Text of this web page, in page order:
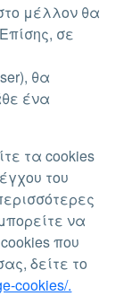
μέλλον θα
σε
θα
ένα
τα cookies
του
να
που
δείτε το
cookies/.